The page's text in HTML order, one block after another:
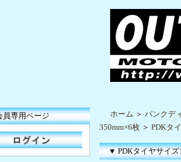
専用ページ ホーム ＞ パンクデ
350mm×6枚 ＞ PDKタ
▼ PDKタイヤサイ